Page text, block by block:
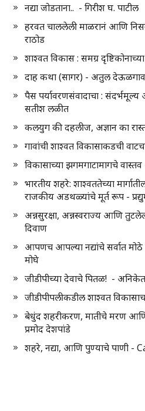
नद्या जोडताना.. - गिरीश घ. पाटील
हरवत चाललेली माळरानं आणि
राठोड
शाश्वत विकास : समग्र
दाह कथा (सागर) - अतुल
पैस पर्यावरणसंवादाचा :
सतीश लळीत
कलयुग की दहलीज, अज्ञान का
गावांची शाश्वत विकासाकडची
विकासाच्या झगमगाटामागचे
भारतीय शहरे: शाश्वततेच्या
राजकीय अडथळ्यांचे मूर्त रूप -
अन्नसुरक्षा, अन्नस्वराज्य आणि
दिवाण
आपणच आपल्या नद्यांचे सर्वात मोठे
मोघे
जीडीपीच्या देवाचे पितळ! -
जीडीपीपलीकडील शाश्वत
बेधुंद शहरीकरण, मातीचे मरण
प्रमोद देशपांडे
शहरे, नद्या, आणि पुण्याचे पाणी -